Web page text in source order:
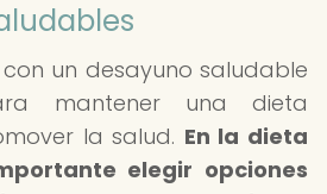
un desayuno saludable
mantener una dieta
la salud. En la dieta
elegir opciones